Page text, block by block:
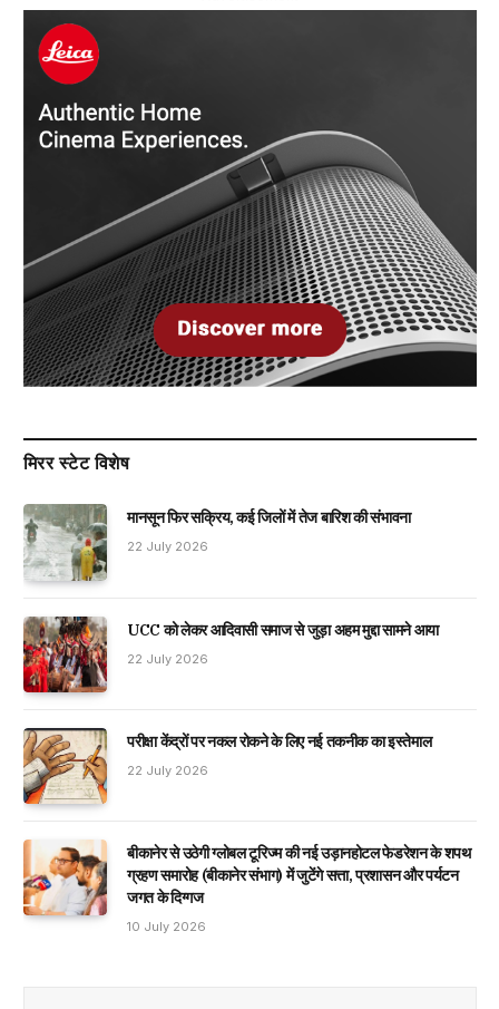
मिरर स्टेट विशेष
मानसून फिर सक्रिय, कई जिलों में तेज बारिश की संभावना
22 July 2026
UCC को लेकर आदिवासी समाज से जुड़ा अहम मुद्दा सामने आया
22 July 2026
परीक्षा केंद्रों पर नकल रोकने के लिए नई तकनीक का इस्तेमाल
22 July 2026
बीकानेर से उठेगी ग्लोबल टूरिज्म की नई उड़ानहोटल फेडरेशन के शपथ
ग्रहण समारोह (बीकानेर संभाग) में जुटेंगे सत्ता, प्रशासन और पर्यटन
जगत के दिग्गज
10 July 2026